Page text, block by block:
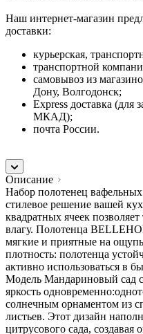
Наш интернет-магазин
доставки:
курьерская,
транспортной
самовывоз из
Дону, Волгодонск;
Express доставка (для
МКАД);
почта России.
Описание
Набор полотенец
стилевое решение вашей
квадратных ячеек
влагу. Полотенца
мягкие и приятные на
плотность: полотенца
активно использоваться в
Модель Мандариновый сад
яркость
солнечным орнаментом из
листьев. Этот дизайн
цитрусового сада,